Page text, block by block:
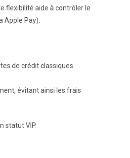
flexibilité aide à contrôler le
Apple Pay).
de crédit classiques.
évitant ainsi les frais
statut VIP.